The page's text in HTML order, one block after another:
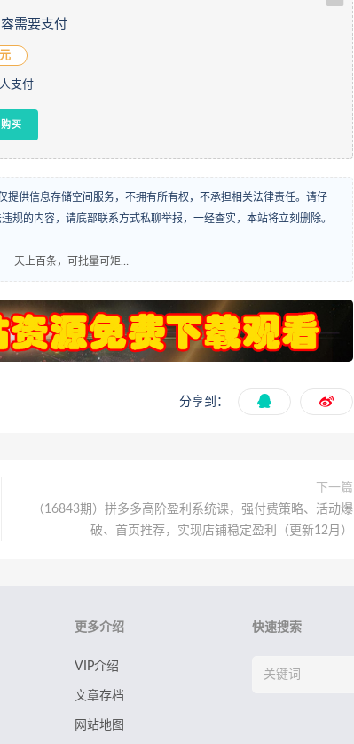
需要支付
人支付
买
供信息存储空间服务，不拥有所有权，不承担相关法律责任。请仔
的内容，请底部联系方式私聊举报，一经查实，本站将立刻删除。
天上百条，可批量可矩…
分享到：
下一篇
（16843期）拼多多高阶盈利系统课，强付费策略、活动爆
破、首页推荐，实现店铺稳定盈利（更新12月）
更多介绍
VIP介绍
文章存档
网站地图
快速搜索